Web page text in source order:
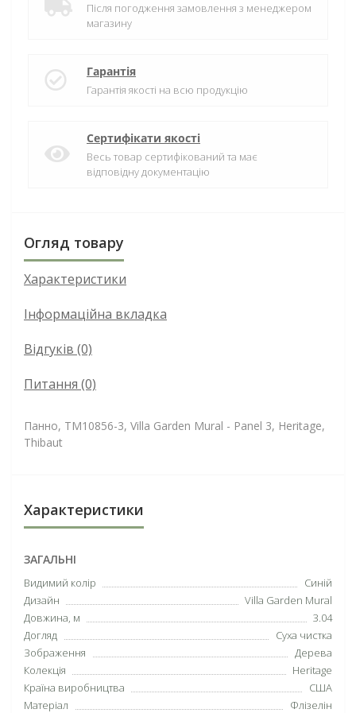
Після погодження замовлення з менеджером
магазину
Гарантія
Гарантія якості на всю продукцію
Сертифікати якості
Весь товар сертифікований та має
відповідну документацію
Огляд товару
Характеристики
Інформаційна вкладка
Відгуків (0)
Питання (0)
Панно, TM10856-3, Villa Garden Mural - Panel 3, Heritage,
Thibaut
Характеристики
ЗАГАЛЬНІ
Видимий колір
Синій
Дизайн
Villa Garden Mural
Довжина, м
3.04
Догляд
Суха чистка
Зображення
Дерева
Колекція
Heritage
Країна виробництва
США
Матеріал
Флізелін